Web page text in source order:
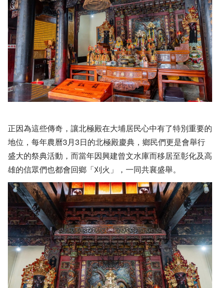
正因為這些傳奇，讓北極殿在大埔居民心中有了特別重要的
地位，每年農曆3月3日的北極殿慶典，鄉民們更是會舉行
盛大的祭典活動，而當年因興建曾文水庫而移居至彰化及高
雄的信眾們也都會回鄉「刈火」，一同共襄盛舉。